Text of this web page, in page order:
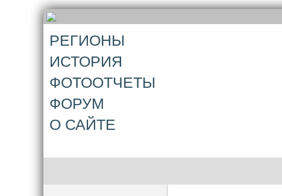
РЕГИОНЫ
ИСТОРИЯ
ФОТООТЧЕТЫ
ФОРУМ
О САЙТЕ